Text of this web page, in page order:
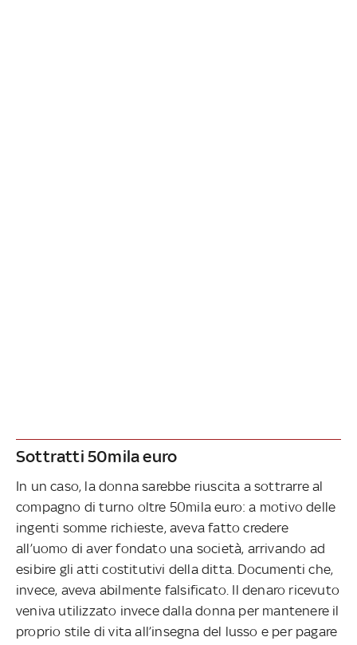
Sottratti 50mila euro
In un caso, la donna sarebbe riuscita a sottrarre al
compagno di turno oltre 50mila euro: a motivo delle
ingenti somme richieste, aveva fatto credere
all’uomo di aver fondato una società, arrivando ad
esibire gli atti costitutivi della ditta. Documenti che,
invece, aveva abilmente falsificato. Il denaro ricevuto
veniva utilizzato invece dalla donna per mantenere il
proprio stile di vita all’insegna del lusso e per pagare